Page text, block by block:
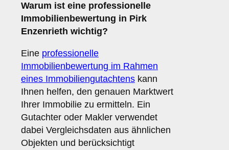
Warum ist eine professionelle
Immobilienbewertung in Pirk
Enzenrieth wichtig?
Eine professionelle
Immobilienbewertung im Rahmen
eines Immobiliengutachtens kann
Ihnen helfen, den genauen Marktwert
Ihrer Immobilie zu ermitteln. Ein
Gutachter oder Makler verwendet
dabei Vergleichsdaten aus ähnlichen
Objekten und berücksichtigt